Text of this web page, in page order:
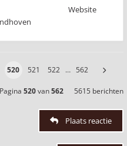
Website
520 521 522 … 562
Pagina 520van562 5615 berichten
Plaats reactie